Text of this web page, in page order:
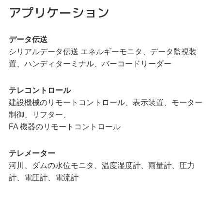
アプリケーション
データ伝送
シリアルデータ伝送 エネルギーモニタ、データ監視装
置、ハンディターミナル、バーコードリーダー
テレコントロール
建設機械のリモートコントロール、表示装置、モーター
制御、リフター、
FA 機器のリモートコントロール
テレメーター
河川、ダムの水位モニタ、温度湿度計、雨量計、圧力
計、電圧計、電流計